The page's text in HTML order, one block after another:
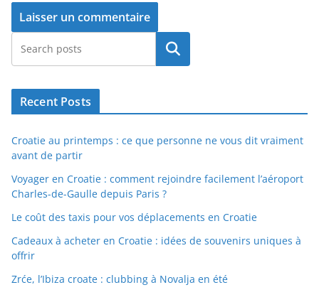
Rechercher
Recent Posts
Croatie au printemps : ce que personne ne vous dit vraiment
avant de partir
Voyager en Croatie : comment rejoindre facilement l’aéroport
Charles-de-Gaulle depuis Paris ?
Le coût des taxis pour vos déplacements en Croatie
Cadeaux à acheter en Croatie : idées de souvenirs uniques à
offrir
Zrće, l’Ibiza croate : clubbing à Novalja en été